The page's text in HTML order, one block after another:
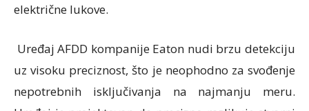
električne lukove.
Uređaj AFDD kompanije Eaton nudi brzu detekciju
uz visoku preciznost, što je neophodno za svođenje
nepotrebnih isključivanja na najmanju meru.